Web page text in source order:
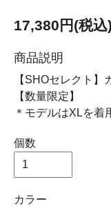
17,380円(税込)
商品説明
【SHOセレクト
【数量限定】
＊モデルはXLを着
個数
カラー